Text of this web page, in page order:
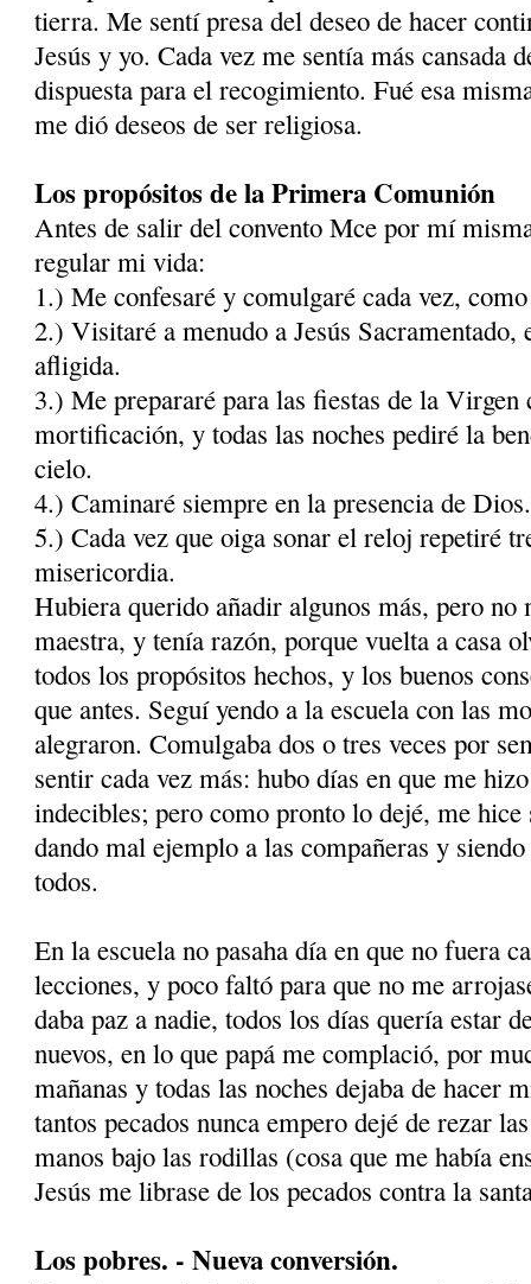
tierra. Me sentí presa del deseo de hacer
Jesús y yo. Cada vez me sentía más cansada
dispuesta para el recogimiento. Fué esa
me dió deseos de ser religiosa.
Los propósitos de la Primera Comunión
Antes de salir del convento Mce por mí
regular mi vida:
1.) Me confesaré y comulgaré cada vez,
2.) Visitaré a menudo a Jesús Sacramentado,
afligida.
3.) Me prepararé para las fiestas de la Virgen
mortificación, y todas las noches pediré la
cielo.
4.) Caminaré siempre en la presencia de Dios.
5.) Cada vez que oiga sonar el reloj repetiré
misericordia.
Hubiera querido añadir algunos más, pero
maestra, y tenía razón, porque vuelta a casa
todos los propósitos hechos, y los buenos
que antes. Seguí yendo a la escuela con las
alegraron. Comulgaba dos o tres veces por
sentir cada vez más: hubo días en que me
indecibles; pero como pronto lo dejé, me hice
dando mal ejemplo a las compa­ñeras y
todos.
En la escuela no pasaha día en que no fuera
lecciones, y poco faltó para que no me
daba paz a nadie, todos los días quería estar
nuevos, en lo que papá me complació, por
mañanas y todas las noches dejaba de hacer
tantos pecados nunca empero dejé de rezar
manos bajo las rodillas (cosa que me había
Jesús me librase de los peca­dos contra la
Los pobres. - Nueva conversión.